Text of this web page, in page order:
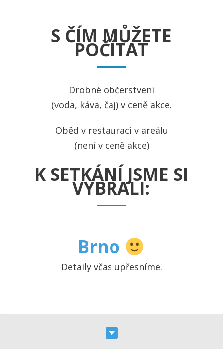
S ČÍM MŮŽETE
POČÍTAT
Drobné občerstvení
(voda, káva, čaj) v ceně akce.
Oběd v restauraci v areálu
(není v ceně akce)
K SETKÁNÍ JSME SI
VYBRALI:
Brno
Detaily včas upřesníme.